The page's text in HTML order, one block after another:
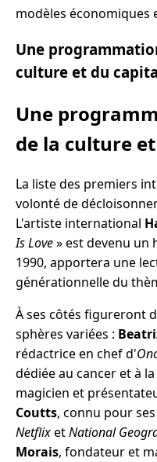
modèles économiques
Une
culture et du
Une
de la culture
La liste des premiers
volonté de
L'artiste international
Is Love» est devenu un
1990, apportera une
générationnelle du
À ses côtés figureront
sphères variées :
rédactrice en chef d'
dédiée au cancer et à
magicien et
Coutts, connu pour
NetflixetNational
Morais, fondateur et